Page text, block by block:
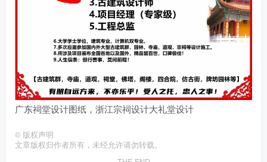
广东祠堂设计图纸，浙江宗祠设计大礼堂设计
© 版权声明
文章版权归作者所有，未经允许请勿转载。